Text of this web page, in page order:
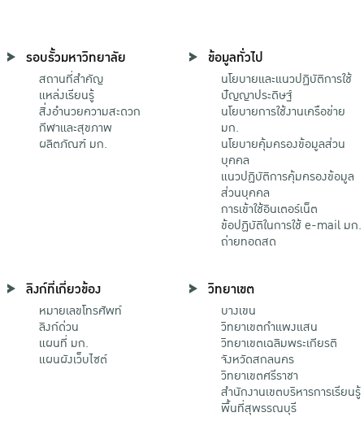
รอบรั้วมหาวิทยาลัย
สถานที่สำคัญ
แหล่งเรียนรู้
สิ่งอำนวยความสะดวก
กีฬาและสุขภาพ
ผลิตภัณฑ์ มก.
ข้อมูลทั่วไป
นโยบายและแนวปฏิบัติการใช้
ปัญญาประดิษฐ์
นโยบายการใช้งานเครือข่าย
มก.
นโยบายคุ้มครองข้อมูลส่วน
บุคคล
แนวปฏิบัติการคุ้มครองข้อมูล
ส่วนบุคคล
การเข้าใช้อินเตอร์เน็ต
ข้อปฏิบัติในการใช้ e-mail มก.
ถ่ายทอดสด
ลิงก์ที่เกี่ยวข้อง
หมายเลขโทรศัพท์
ลิงก์ด่วน
แผนที่ มก.
แผนผังเว็บไซต์
วิทยาเขต
บางเขน
วิทยาเขตกําแพงแสน
วิทยาเขตเฉลิมพระเกียรติ
จังหวัดสกลนคร
วิทยาเขตศรีราชา
สำนักงานเขตบริหารการเรียนรู้
พื้นที่สุพรรณบุรี